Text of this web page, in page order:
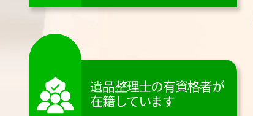
遺品整理士の有資格者が
在籍しています